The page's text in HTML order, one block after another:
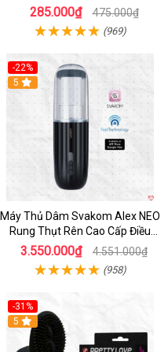
Thời Gian
285.000₫ 475.000₫
(969)
-22%
5
Máy Thủ Dâm Svakom Alex NEO
Rung Thụt Rên Cao Cấp Điều
Khiển App
3.550.000₫ 4.551.000₫
(958)
-31%
5